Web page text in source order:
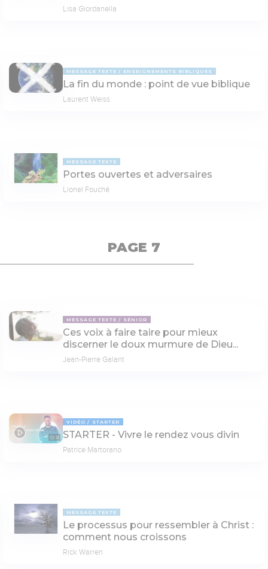
Lisa Giordanella
MESSAGE TEXTE ENSEIGNEMENTS BIBLIQUES
La fin du monde : point de vue biblique
Laurent Weiss
MESSAGE TEXTE
Portes ouvertes et adversaires
Lionel Fouché
PAGE 7
MESSAGE TEXTE SÉNIOR
Ces voix à faire taire pour mieux
discerner le doux murmure de Dieu...
Jean-Pierre Galant
03:13
VIDÉO STARTER
STARTER - Vivre le rendez vous divin
Patrice Martorano
MESSAGE TEXTE
Le processus pour ressembler à Christ :
comment nous croissons
Rick Warren